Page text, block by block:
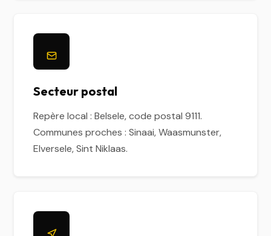
Secteur postal
Repère local : Belsele, code postal 9111.
Communes proches : Sinaai, Waasmunster,
Elversele, Sint Niklaas.